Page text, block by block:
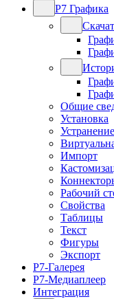
Р7 Графика
Общие
Установка
Импорт
Рабочий
Свойства
Таблицы
Текст
Фигуры
Экспорт
Р7-Галерея
Р7-Медиаплеер
Интеграция